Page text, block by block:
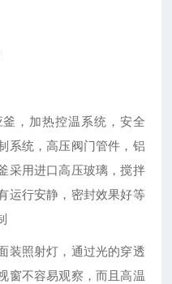
，加热控温系统，安全
系统，高压阀门管件，铝
采用进口高压玻璃，搅拌
运行安静，密封效果好等
装照射灯，通过光的穿透
窗不容易观察，而且高温